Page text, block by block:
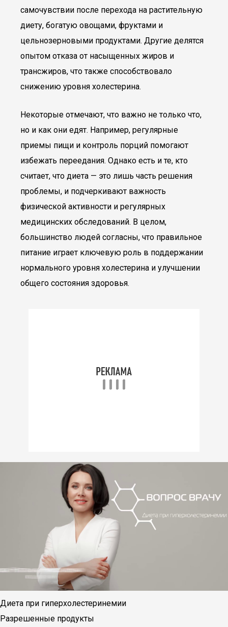
самочувствии после перехода на растительную
диету, богатую овощами, фруктами и
цельнозерновыми продуктами. Другие делятся
опытом отказа от насыщенных жиров и
трансжиров, что также способствовало
снижению уровня холестерина.
Некоторые отмечают, что важно не только что,
но и как они едят. Например, регулярные
приемы пищи и контроль порций помогают
избежать переедания. Однако есть и те, кто
считает, что диета — это лишь часть решения
проблемы, и подчеркивают важность
физической активности и регулярных
медицинских обследований. В целом,
большинство людей согласны, что правильное
питание играет ключевую роль в поддержании
нормального уровня холестерина и улучшении
общего состояния здоровья.
Диета при гиперхолестеринемии
Разрешенные продукты